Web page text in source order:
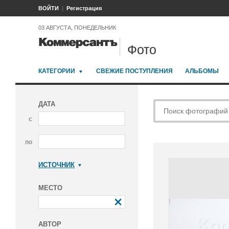
ВОЙТИ Регистрация
03 АВГУСТА, ПОНЕДЕЛЬНИК
Фото
КАТЕГОРИИ СВЕЖИЕ ПОСТУПЛЕНИЯ АЛЬБОМЫ
ДАТА
с
по
ИСТОЧНИК
МЕСТО
АВТОР